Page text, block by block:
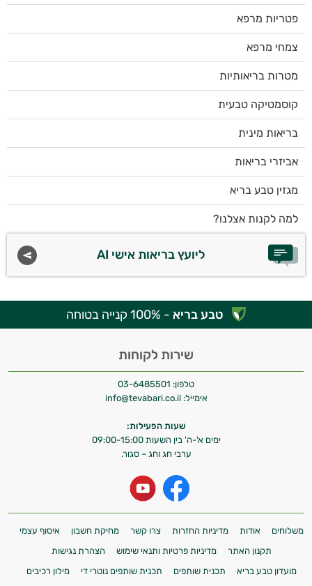
פטריות מרפא
צמחי מרפא
מטרות בריאותיות
קוסמטיקה טבעית
בריאות מינית
אביזרי בריאות
מגזין טבע בריא
למה לקנות אצלנו?
ליועץ בריאות אישי AI
טבע בריא - 100% קנייה בטוחה
שירות לקוחות
טלפון: 03-6485501
אימייל: info@tevabari.co.il
שעות הפעילות:
ימים א'-ה' בין השעות 09:00-15:00
ערבי חג וחג – סגור.
משלוחים אודות מדיניות החזרות צרו קשר מחיקת חשבון
איסוף עצמי
תקנון האתר
מדיניות פרטיות ותנאי שימוש
הצהרת נגישות
מועדון טבע בריא
תכנית שותפים תכנית שותפים נוטרי די מילון רכיבים